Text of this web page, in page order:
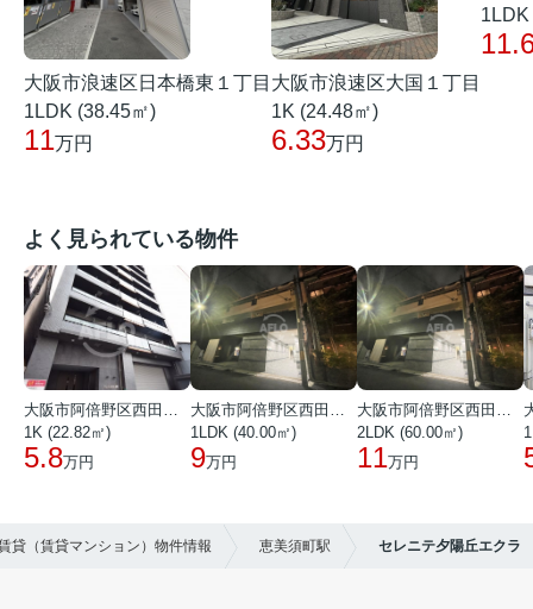
大阪市浪速区日本橋東１丁目
1LDK (38.45㎡)
11万円
大阪市浪速区大国１丁目
1K (24.48㎡)
6.33万円
1LDK
よく見られている物件
大阪市阿倍野区西田辺町１丁目
1K (22.82㎡)
5.8万円
大阪市阿倍野区西田辺町１丁目
1LDK (40.00㎡)
9万円
大阪市阿倍野区西田辺町１丁目
2LDK (60.00㎡)
11万円
貸（賃貸マンション）物件情報 恵美須町駅 セレニテ夕陽丘エクラ